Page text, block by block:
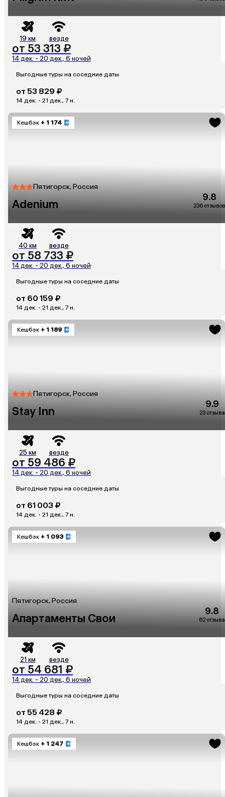
19 км везде
от 53 313 ₽
14 дек. - 20 дек., 6 ночей
Выгодные туры на соседние даты
от 53 829 ₽
14 дек. - 21 дек., 7 н.
Кешбэк + 1 174
Пятигорск, Россия
Adenium
9.8
236 отзывов
40 км везде
от 58 733 ₽
14 дек. - 20 дек., 6 ночей
Выгодные туры на соседние даты
от 60 159 ₽
14 дек. - 21 дек., 7 н.
Кешбэк + 1 189
Пятигорск, Россия
Stay Inn
9.9
23 отзыва
25 км везде
от 59 486 ₽
14 дек. - 20 дек., 6 ночей
Выгодные туры на соседние даты
от 61 003 ₽
14 дек. - 21 дек., 7 н.
Кешбэк + 1 093
Пятигорск, Россия
Апартаменты Свои
9.8
62 отзыва
21 км везде
от 54 681 ₽
14 дек. - 20 дек., 6 ночей
Выгодные туры на соседние даты
от 55 428 ₽
14 дек. - 21 дек., 7 н.
Кешбэк + 1 247